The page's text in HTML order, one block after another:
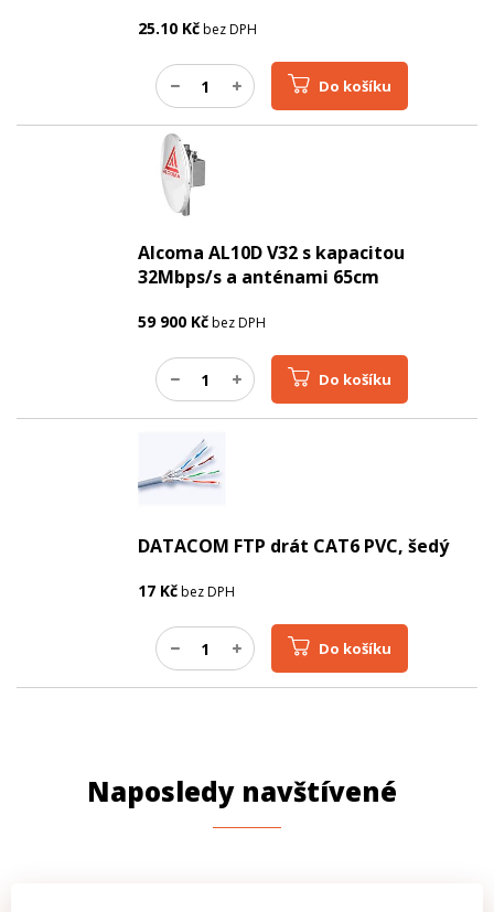
25.10 Kčbez DPH
Do košíku
Alcoma AL10D V32 s kapacitou
32Mbps/s a anténami 65cm
59 900 Kčbez DPH
Do košíku
DATACOM FTP drát CAT6 PVC, šedý
17 Kčbez DPH
Do košíku
Naposledy navštívené